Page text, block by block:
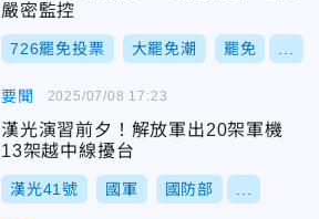
嚴密監控
726罷免投票 大罷免潮 罷免
要聞
漢光演習前夕！解放軍出20架軍機
13架越中線擾台
漢光41號 國軍 國防部
2025/07/08 17:23